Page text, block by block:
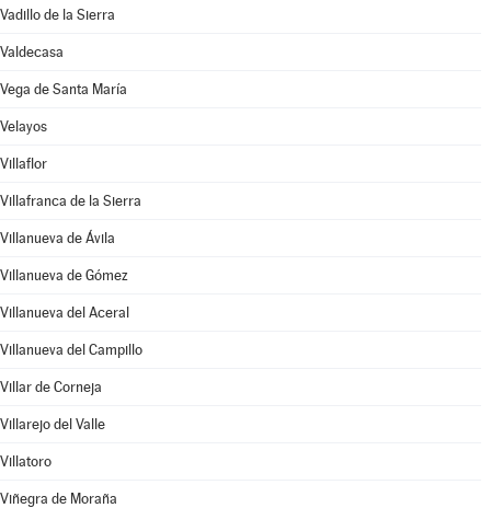
Vadillo de la Sierra
Valdecasa
Vega de Santa María
Velayos
Villaflor
Villafranca de la Sierra
Villanueva de Ávila
Villanueva de Gómez
Villanueva del Aceral
Villanueva del Campillo
Villar de Corneja
Villarejo del Valle
Villatoro
Viñegra de Moraña